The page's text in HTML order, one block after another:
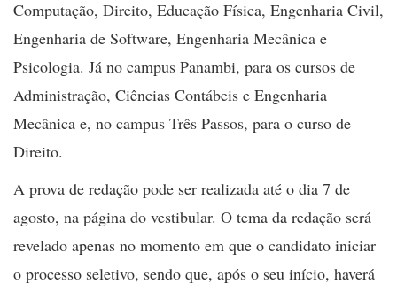
Computação, Direito, Educação Física, Engenharia Civil,
Engenharia de Software, Engenharia Mecânica e
Psicologia. Já no campus Panambi, para os cursos de
Administração, Ciências Contábeis e Engenharia
Mecânica e, no campus Três Passos, para o curso de
Direito.
A prova de redação pode ser realizada até o dia 7 de
agosto, na página do vestibular. O tema da redação será
revelado apenas no momento em que o candidato iniciar
o processo seletivo, sendo que, após o seu início, haverá